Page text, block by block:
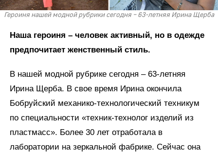
Героиня нашей модной рубрики сегодня – 63-летняя Ирина Щерба
Наша героиня – человек активный, но в одежде
предпочитает женственный стиль.
В нашей модной рубрике сегодня – 63-летняя
Ирина Щерба. В свое время Ирина окончила
Бобруйский механико-технологический техникум
по специальности «техник-технолог изделий из
пластмасс». Более 30 лет отработала в
лаборатории на зеркальной фабрике. Сейчас она